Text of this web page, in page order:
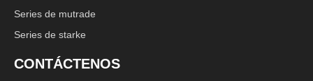
Series de mutrade
Series de starke
CONTÁCTENOS